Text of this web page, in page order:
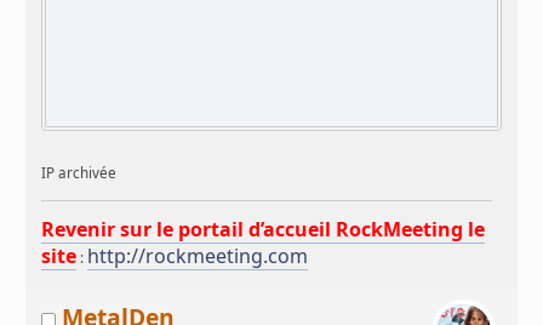
IP archivée
Revenir sur le portail d’accueil RockMeeting le
site : http://rockmeeting.com
MetalDen